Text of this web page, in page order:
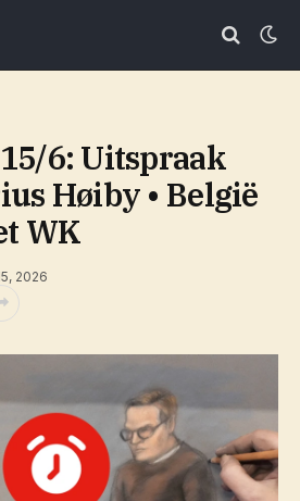
6: Uitspraak
Høiby • België
WK
2026